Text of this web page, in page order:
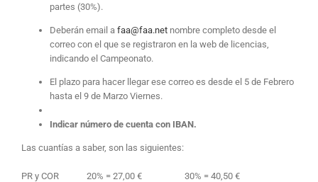
partes (30%).
Deberán email a faa@faa.net nombre completo desde el
correo con el que se registraron en la web de licencias,
indicando el Campeonato.
El plazo para hacer llegar ese correo es desde el 5 de Febrero
hasta el 9 de Marzo Viernes.
Indicar número de cuenta con IBAN.
Las cuantías a saber, son las siguientes:
PR y COR 20% = 27,00 € 30% = 40,50 €